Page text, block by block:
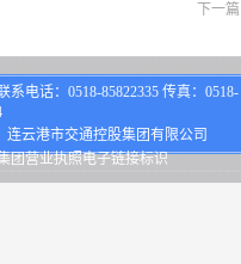
下一
电话：0518-85822335 传真：0518-
连云港市交通控股集团有限公司
团营业执照电子链接标识